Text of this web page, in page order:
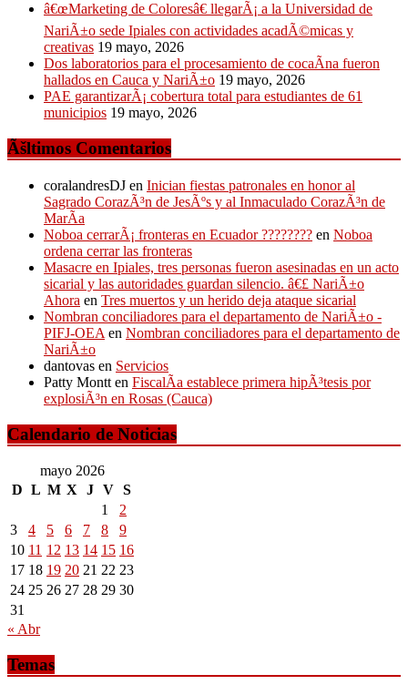
â€œMarketing de Coloresâ€ llegarÃ¡ a la Universidad de
NariÃ±o sede Ipiales con actividades acadÃ©micas y
creativas 19 mayo, 2026
Dos laboratorios para el procesamiento de cocaÃ­na fueron
hallados en Cauca y NariÃ±o 19 mayo, 2026
PAE garantizarÃ¡ cobertura total para estudiantes de 61
municipios 19 mayo, 2026
Ãšltimos Comentarios
coralandresDJ en Inician fiestas patronales en honor al
Sagrado CorazÃ³n de JesÃºs y al Inmaculado CorazÃ³n de
MarÃ­a
Noboa cerrarÃ¡ fronteras en Ecuador ???????? en Noboa
ordena cerrar las fronteras
Masacre en Ipiales, tres personas fueron asesinadas en un acto
sicarial y las autoridades guardan silencio. â€£ NariÃ±o
Ahora en Tres muertos y un herido deja ataque sicarial
Nombran conciliadores para el departamento de NariÃ±o -
PIFJ-OEA en Nombran conciliadores para el departamento de
NariÃ±o
dantovas en Servicios
Patty Montt en FiscalÃ­a establece primera hipÃ³tesis por
explosiÃ³n en Rosas (Cauca)
Calendario de Noticias
mayo 2026
D L M X J V S
1
2
3
4 5 6 7 8
9
10 11 12 13 14 15 16
17 18 19 20 21 22 23
24 25 26 27 28 29 30
31
« Abr
Temas